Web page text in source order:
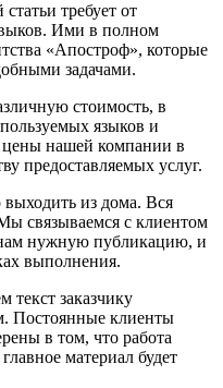
требует от
Ими в полном
«Апостроф», которые
задачами.
стоимость, в
языков и
цены нашей компании в
предоставляемых услуг.
из дома. Вся
связываемся с клиентом
нужную публикацию, и
выполнения.
текст заказчику
Постоянные клиенты
в том, что работа
материал будет